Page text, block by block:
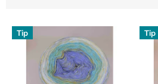
pV Tip Tip